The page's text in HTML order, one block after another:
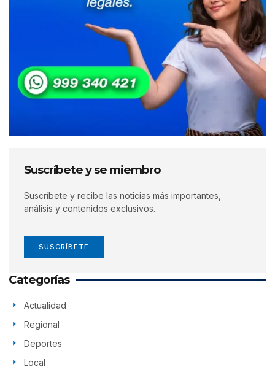
Suscríbete y se miembro
Suscríbete y recibe las noticias más importantes,
análisis y contenidos exclusivos.
SUSCRÍBETE
Categorías
Actualidad
Regional
Deportes
Local